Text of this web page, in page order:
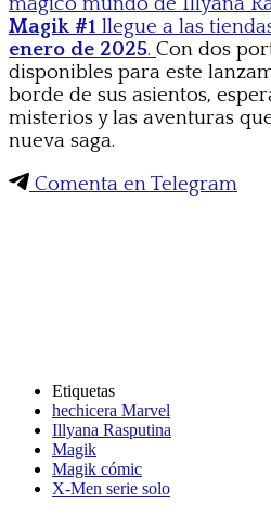
Magik #1 llegue a las
enero de 2025. Con dos
disponibles para este
borde de sus asientos,
misterios y las aventuras
nueva saga.
Comenta en Telegram
Etiquetas
hechicera Marvel
Illyana Rasputina
Magik
Magik cómic
X-Men serie solo